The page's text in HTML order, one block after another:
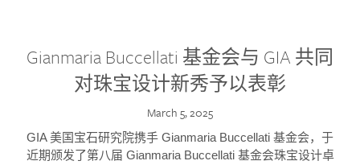
Gianmaria Buccellati 基金会与 GIA 共同
对珠宝设计新秀予以表彰
March 5, 2025
GIA 美国宝石研究院携手 Gianmaria Buccellati 基金会，于
近期颁发了第八届 Gianmaria Buccellati 基金会珠宝设计卓